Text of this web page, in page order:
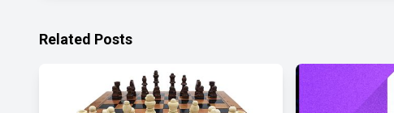
Related Posts